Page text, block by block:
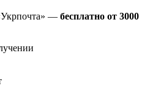
— бесплатно от 3000